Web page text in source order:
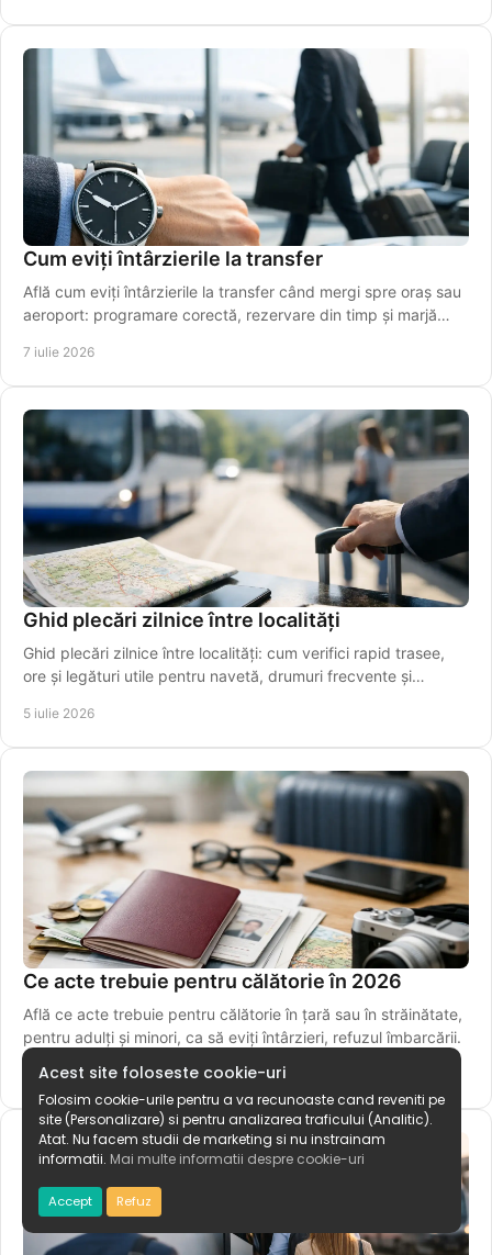
Cum eviți întârzierile la transfer
Află cum eviți întârzierile la transfer când mergi spre oraș sau
aeroport: programare corectă, rezervare din timp și marjă
7 iulie 2026
Ghid plecări zilnice între localități
Ghid plecări zilnice între localități: cum verifici rapid trasee,
ore și legături utile pentru navetă, drumuri frecvente și
5 iulie 2026
Ce acte trebuie pentru călătorie în 2026
Află ce acte trebuie pentru călătorie în țară sau în străinătate,
pentru adulți și minori, ca să eviți întârzieri, refuzul îmbarcării.
3 iulie 2026
Acest site foloseste cookie-uri
Folosim cookie-urile pentru a va recunoaste cand reveniti pe
site (Personalizare) si pentru analizarea traficului (Analitic).
Atat. Nu facem studii de marketing si nu instrainam
informatii. Mai multe informatii despre cookie-uri
Accept Refuz